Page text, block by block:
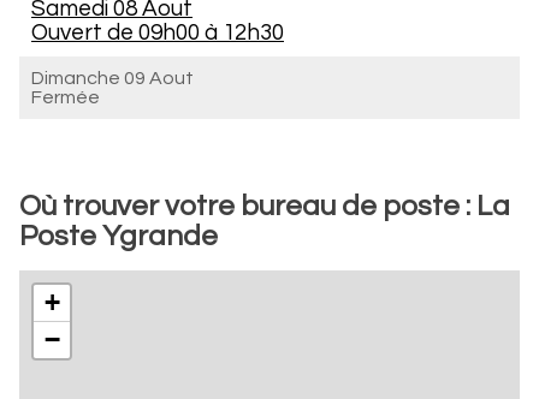
Samedi 08 Aout
Ouvert de 09h00 à 12h30
Dimanche 09 Aout
Fermée
Où trouver votre bureau de poste : La
Poste Ygrande
+
−